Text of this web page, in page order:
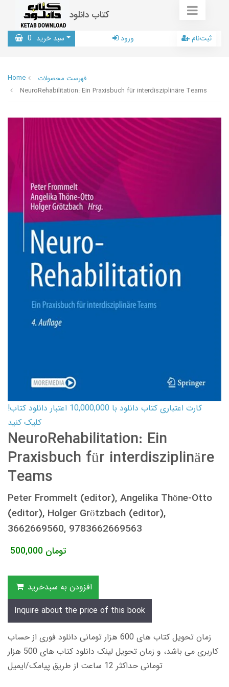
کتاب دانلود
سبد خرید 0 ورود ثبت‌نام
Home
فهرست محصولات
NeuroRehabilitation: Ein Praxisbuch für interdisziplinäre Teams
کارت اعتباری کتاب دانلود با 10,000,000 اعتبار دانلود کتاب!
کلیک کنید
NeuroRehabilitation: Ein
Praxisbuch für interdisziplinäre
Teams
Peter Frommelt (editor), Angelika Thöne-Otto
(editor), Holger Grötzbach (editor),
3662669560, 9783662669563
500,000 تومان
افزودن به سبدخرید
Inquire about the price of this book
زمان تحویل کتاب های 600 هزار تومانی دانلود فوری از حساب
کاربری می باشد، و زمان تحویل لینک دانلود کتاب های 500 هزار
تومانی حداکثر 12 ساعت از طریق پیامک/ایمیل